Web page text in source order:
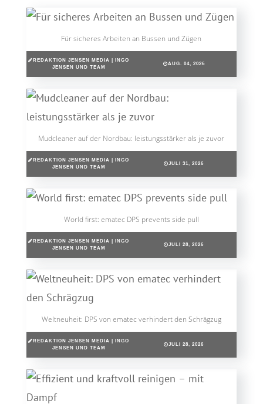
Für sicheres Arbeiten an Bussen und Zügen
REDAKTION JENSEN MEDIA | INGO
JENSEN UND TEAM
AUG. 04, 2026
Mudcleaner auf der Nordbau: leistungsstärker als je zuvor
REDAKTION JENSEN MEDIA | INGO
JENSEN UND TEAM
JULI 31, 2026
World first: ematec DPS prevents side pull
REDAKTION JENSEN MEDIA | INGO
JENSEN UND TEAM
JULI 28, 2026
Weltneuheit: DPS von ematec verhindert den Schrägzug
REDAKTION JENSEN MEDIA | INGO
JENSEN UND TEAM
JULI 28, 2026